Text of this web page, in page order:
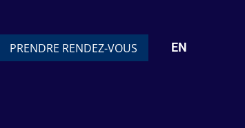
PRENDRE RENDEZ-VOUS EN